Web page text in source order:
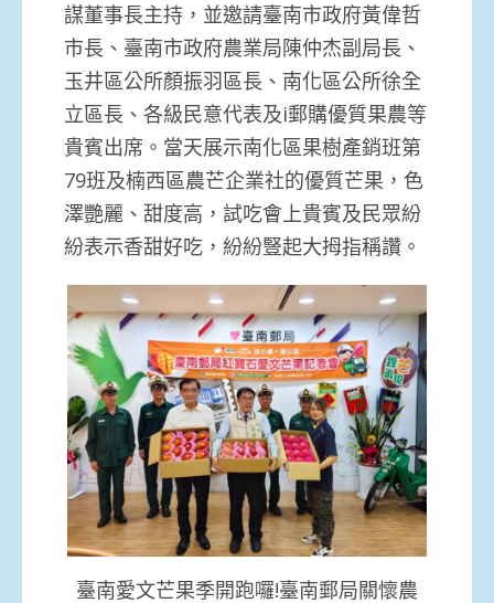
謀董事長主持，並邀請臺南市政府黃偉哲
市長、臺南市政府農業局陳仲杰副局長、
玉井區公所顏振羽區長、南化區公所徐全
立區長、各級民意代表及i郵購優質果農等
貴賓出席。當天展示南化區果樹產銷班第
79班及楠西區農芒企業社的優質芒果，色
澤艷麗、甜度高，試吃會上貴賓及民眾紛
紛表示香甜好吃，紛紛豎起大拇指稱讚。
臺南愛文芒果季開跑囉!臺南郵局關懷農